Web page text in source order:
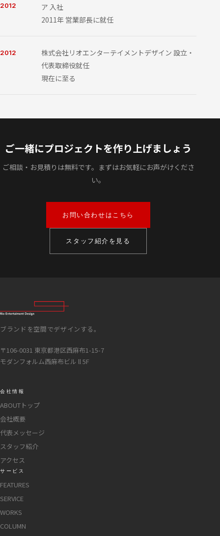
2012
ア 入社
2011年 営業部長に就任
2012
株式会社リオエンターテイメントデザイン 設立・
代表取締役就任
現在に至る
ご一緒にプロジェクトを作り上げましょう
ご相談・お見積りは無料です。まずはお気軽にお声がけくださ
い。
お問い合わせはこちら
スタッフ紹介を見る
ブランドを空間でデザインする。
〒106-0031 東京都港区西麻布1-15-7
モダンフォルム西麻布ビル ll 5F
会社情報
ABOUTトップ
会社概要
代表メッセージ
スタッフ紹介
アクセス
サービス
FEATURES
SERVICE
WORKS
COLUMN